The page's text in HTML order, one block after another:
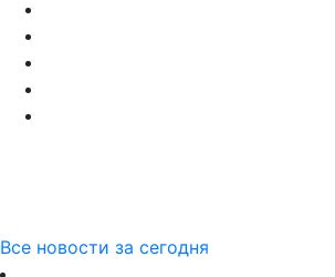
Все новости за сегодня